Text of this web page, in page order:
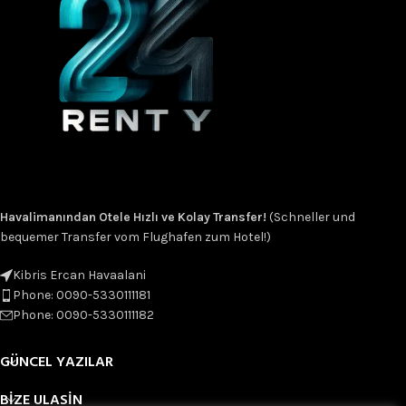
Havalimanından Otele Hızlı ve Kolay Transfer! (Schneller und
bequemer Transfer vom Flughafen zum Hotel!)
Kibris Ercan Havaalani
Phone: 0090-5330111181
Phone: 0090-5330111182
GÜNCEL YAZILAR
BIZE ULASIN